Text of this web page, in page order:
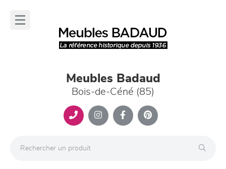
Meubles Badaud
Bois-de-Céné (85)